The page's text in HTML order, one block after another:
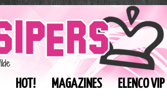
HOT! MAGAZINES ELENCO VIP